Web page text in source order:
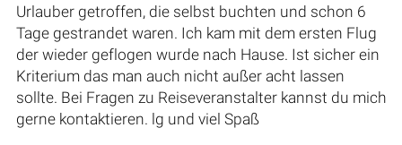
Urlauber getroffen, die selbst buchten und schon 6
Tage gestrandet waren. Ich kam mit dem ersten Flug
der wieder geflogen wurde nach Hause. Ist sicher ein
Kriterium das man auch nicht außer acht lassen
sollte. Bei Fragen zu Reiseveranstalter kannst du mich
gerne kontaktieren. lg und viel Spaß